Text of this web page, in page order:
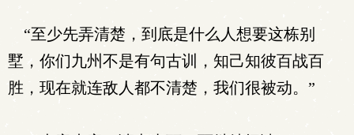
“至少先弄清楚，到底是什么人想要这栋别
墅，你们九州不是有句古训，知己知彼百战百
胜，现在就连敌人都不清楚，我们很被动。”